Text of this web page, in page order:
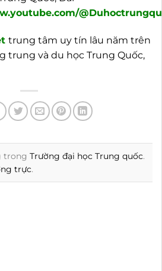
trung tâm uy tín lâu năm trên
trung và du học Trung Quốc,
trong Trường đại học Trung quốc.
trực.